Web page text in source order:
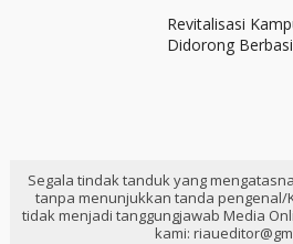
Revitalisasi
Didorong
Segala tindak tanduk yang
tanpa menunjukkan tanda pengenal/
tidak menjadi tanggungjawab Media
kami: